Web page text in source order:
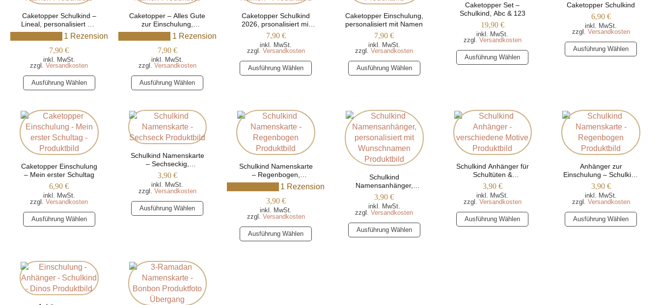
Optionen
können
auf
Produktseite
gewählt
werden
auf
der
Produktseite
können
auf
der
Produktseite
gewählt
werden
Optionen
können
auf
Produktseite
gewählt
werden
Optionen
können
der
Produktseite
gewählt
Optionen
Produktseite
gewählt
Caketopper Schulkind –
Lineal, personalisiert Mit
Namen1 Rezension
7,90€
inkl. MwSt.
zzgl.Versandkosten
Ausführung Wählen
Dieses
Produkt
mehrere
Varianten
auf.
Die
Optionen
können
auf
Produktseite
werden
Caketopper – Alles Gute
zur Einschulung,
personalisiert mit Namen
1 Rezension
7,90 €
inkl. MwSt.
zzgl. Versandkosten
Ausführung Wählen
Dieses
Produkt
mehrere
Varianten
auf.
Die
Optionen
können
der
gewählt
Caketopper Schulkind
2026, prsonalisiert mit
Namen
7,90 €
inkl. MwSt.
zzgl. Versandkosten
Ausführung Wählen
Dieses
Produkt
Varianten
auf.
Die
Optionen
können
auf
Produktseite
werden
Caketopper Einschulung,
personalisiert mit Namen
7,90€
inkl. MwSt.
zzgl.Versandkosten
Ausführung Wählen
Dieses
Produkt
Varianten
auf.
Die
Optionen
können
auf
Produktseite
gewählt
werden
Caketopper Set –
Schulkind, Abc & 123
19,90 €
inkl. MwSt.
zzgl. Versandkosten
Ausführung Wählen
Dieses
Produkt
Die
Optionen
können
auf
der
Produktseite
gewählt
werden
Caketopper Schulkind
6,90 €
inkl. MwSt.
zzgl. Versandkosten
Ausführung Wählen
Dieses
Produkt
Die
Optionen
können
auf
der
Produktseite
gewählt
Caketopper Einschulung
– Mein erster Schultag
6,90€
inkl. MwSt.
zzgl.Versandkosten
Ausführung Wählen
Dieses
Produkt
Varianten
auf.
Die
Optionen
können
Schulkind Namenskarte
– Sechseckig,
personalisiert mit Namen
und Datum
3,90 €
inkl. MwSt.
zzgl. Versandkosten
Ausführung Wählen
Dieses
Produkt
Die
Optionen
können
auf
Schulkind Namenskarte
– Regenbogen,
Personalisiert mit Namen
1 Rezension
3,90 €
inkl. MwSt.
zzgl. Versandkosten
Ausführung Wählen
Dieses
Produkt
Schulkind
Namensanhänger,
personalisiert mit
Wunschnamen
3,90€
inkl. MwSt.
zzgl.Versandkosten
Ausführung Wählen
Dieses
Produkt
Schulkind Anhänger für
Schultüten &
Schulranzen –
Verschiedene Motive
3,90 €
inkl. MwSt.
zzgl. Versandkosten
Ausführung Wählen
Dieses
Produkt
Anhänger zur
Einschulung – Schulkind
– Regenbogen Motiv
3,90 €
inkl. MwSt.
zzgl. Versandkosten
Ausführung Wählen
Dieses
Produkt